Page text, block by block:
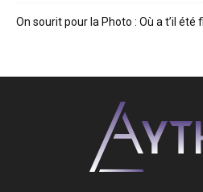
On sourit pour la Photo : Où a t’il été